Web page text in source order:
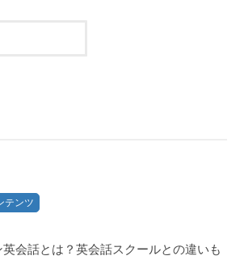
テンツ
英会話とは？英会話スクールとの違いも